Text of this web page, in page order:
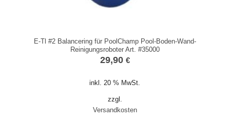
E-Tl #2 Balancering für PoolChamp Pool-Boden-Wand-
Reinigungsroboter Art. #35000
29,90 €
inkl. 20 % MwSt.
zzgl.
Versandkosten